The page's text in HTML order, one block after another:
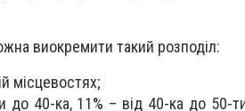
виокремити такий розподіл:
місцевостях;
до 40-ка, 11% – від 40-ка до 50-